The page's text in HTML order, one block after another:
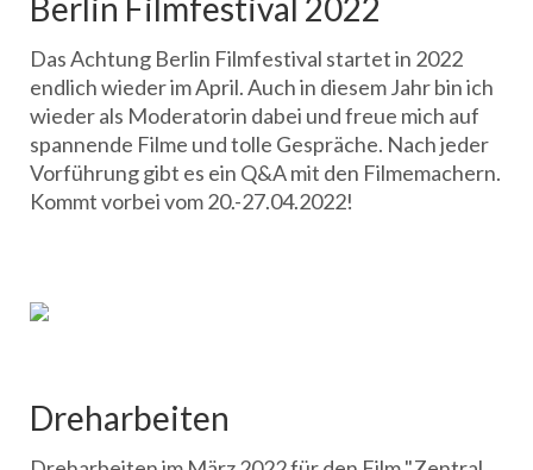
Das Achtung Berlin Filmfestival startet in 2022
endlich wieder im April. Auch in diesem Jahr bin ich
wieder als Moderatorin dabei und freue mich auf
spannende Filme und tolle Gespräche. Nach jeder
Vorführung gibt es ein Q&A mit den Filmemachern.
Kommt vorbei vom 20.-27.04.2022!
Dreharbeiten